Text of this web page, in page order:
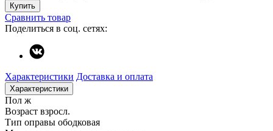
Купить
Сравнить товар
Поделиться в соц. сетях:
Характеристики Доставка и оплата
Характеристики
Пол ж
Возраст взросл.
Тип оправы ободковая